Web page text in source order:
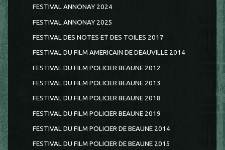
FESTIVAL ANNONAY 2024
FESTIVAL ANNONAY 2025
FESTIVAL DES NOTES ET DES TOILES 2017
FESTIVAL DU FILM AMERICAIN DE DEAUVILLE 2014
FESTIVAL DU FILM POLICIER BEAUNE 2012
FESTIVAL DU FILM POLICIER BEAUNE 2013
FESTIVAL DU FILM POLICIER BEAUNE 2018
FESTIVAL DU FILM POLICIER BEAUNE 2019
FESTIVAL DU FILM POLICIER DE BEAUNE 2014
FESTIVAL DU FILM POLICIER DE BEAUNE 2015